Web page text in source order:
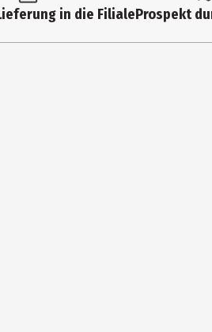
in die FilialeProspekt